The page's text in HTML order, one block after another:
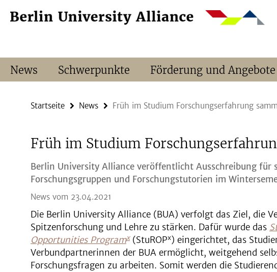
direkt
Service-
News Schwerpunkte Förderung und Angebote
Startseite News Früh im Studium Forschungserfahrung
Früh im Studium
Berlin University Alliance veröffentlicht Ausschreibung für
Forschungsgruppen und Forschungstutorien im
News vom 23.04.2021
Die Berlin University Alliance (BUA) verfolgt das Ziel, die
Spitzenforschung und Lehre zu stärken. Dafür wurde das
Opportunities Programx(StuROPx) eingerichtet, das
Verbundpartnerinnen der BUA ermöglicht, weitgehend
Forschungsfragen zu arbeiten. Somit werden die